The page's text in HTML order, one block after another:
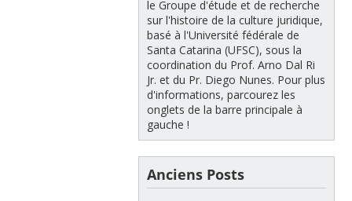
le Groupe d'étude et de recherche
sur l'histoire de la culture juridique,
basé à l'Université fédérale de
Santa Catarina (UFSC), sous la
coordination du Prof. Arno Dal Ri
Jr. et du Pr. Diego Nunes. Pour plus
d'informations, parcourez les
onglets de la barre principale à
gauche !
Anciens Posts